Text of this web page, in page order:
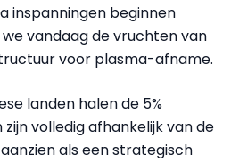
inspanningen beginnen
vandaag de vruchten van
voor plasma-afname.
landen halen de 5%
volledig afhankelijk van de
als een strategisch